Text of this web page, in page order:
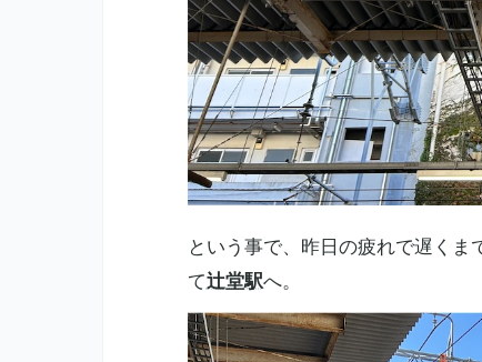
という事で、昨日の疲れで遅く
て辻堂駅へ。